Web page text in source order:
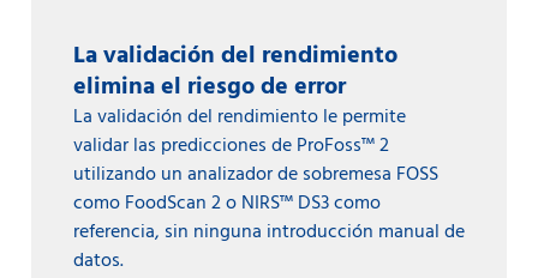
La validación del rendimiento
elimina el riesgo de error
La validación del rendimiento le permite
validar las predicciones de ProFoss™ 2
utilizando un analizador de sobremesa FOSS
como FoodScan 2 o NIRS™ DS3 como
referencia, sin ninguna introducción manual de
datos.